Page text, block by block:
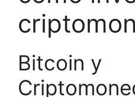
Bitcoin y